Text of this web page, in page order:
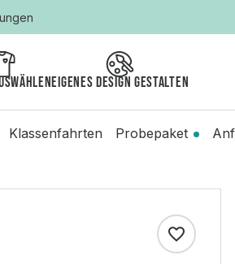
Eigenes Design gestalten
Klassenfahrten Probepaket